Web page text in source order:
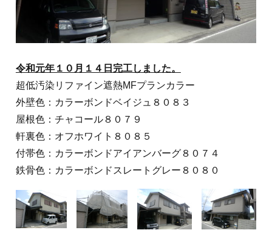
令和元年１０月１４日完工しました。
超低汚染リファイン遮熱MFプランカラー
外壁色：カラーボンドベイジュ８０８３
屋根色：チャコール８０７９
軒裏色：オフホワイト８０８５
付帯色：カラーボンドアイアンバーグ８０７４
鉄骨色：カラーボンドスレートグレー８０８０